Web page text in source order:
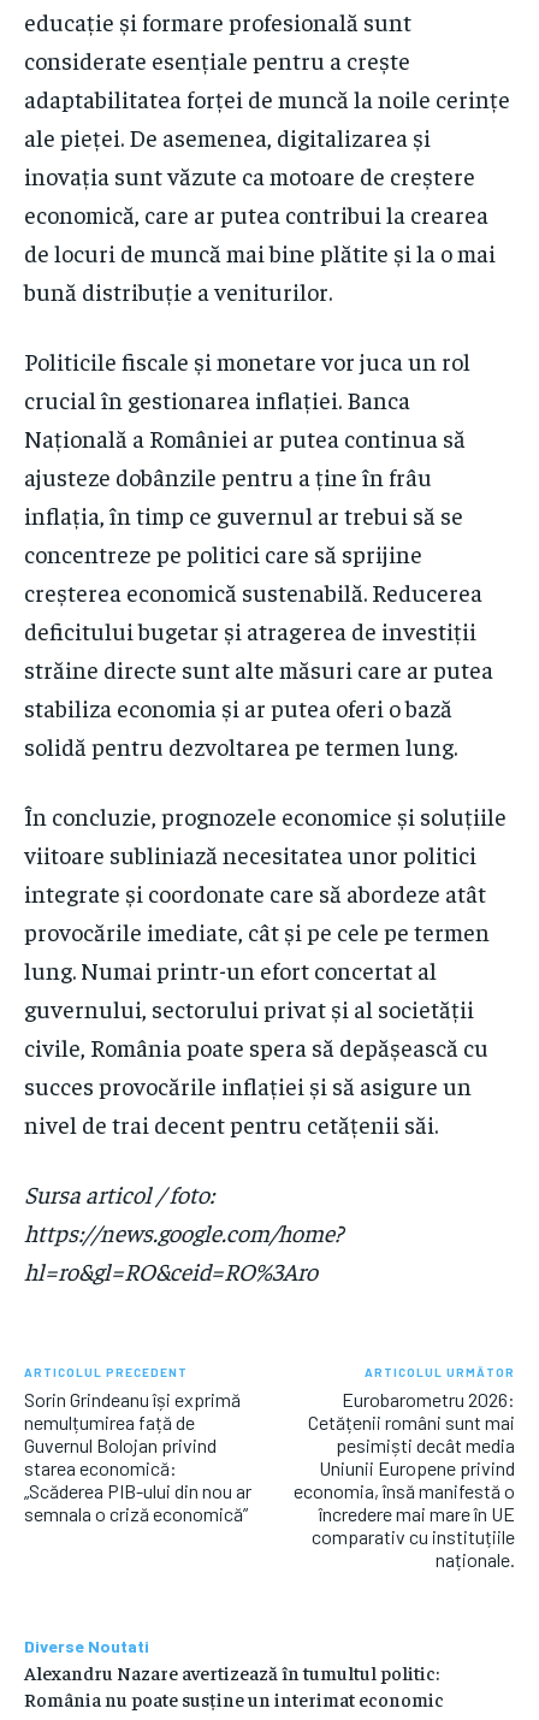
educație și formare profesională sunt
considerate esențiale pentru a crește
adaptabilitatea forței de muncă la noile cerințe
ale pieței. De asemenea, digitalizarea și
inovația sunt văzute ca motoare de creștere
economică, care ar putea contribui la crearea
de locuri de muncă mai bine plătite și la o mai
bună distribuție a veniturilor.
Politicile fiscale și monetare vor juca un rol
crucial în gestionarea inflației. Banca
Națională a României ar putea continua să
ajusteze dobânzile pentru a ține în frâu
inflația, în timp ce guvernul ar trebui să se
concentreze pe politici care să sprijine
creșterea economică sustenabilă. Reducerea
deficitului bugetar și atragerea de investiții
străine directe sunt alte măsuri care ar putea
stabiliza economia și ar putea oferi o bază
solidă pentru dezvoltarea pe termen lung.
În concluzie, prognozele economice și soluțiile
viitoare subliniază necesitatea unor politici
integrate și coordonate care să abordeze atât
provocările imediate, cât și pe cele pe termen
lung. Numai printr-un efort concertat al
guvernului, sectorului privat și al societății
civile, România poate spera să depășească cu
succes provocările inflației și să asigure un
nivel de trai decent pentru cetățenii săi.
Sursa articol / foto:
https://news.google.com/home?
hl=ro&gl=RO&ceid=RO%3Aro
ARTICOLUL PRECEDENT
Sorin Grindeanu își exprimă
nemulțumirea față de
Guvernul Bolojan privind
starea economică:
„Scăderea PIB-ului din nou ar
semnala o criză economică”
ARTICOLUL URMĂTOR
Eurobarometru 2026:
Cetățenii români sunt mai
pesimiști decât media
Uniunii Europene privind
economia, însă manifestă o
încredere mai mare în UE
comparativ cu instituțiile
naționale.
Diverse Noutati
Alexandru Nazare avertizează în tumultul politic:
România nu poate susține un interimat economic